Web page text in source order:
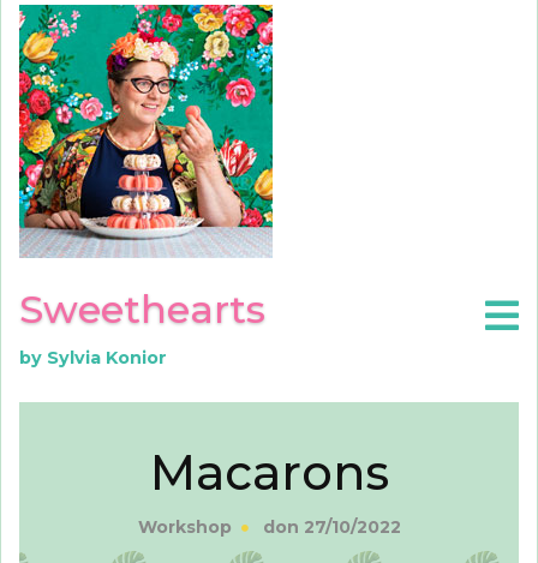
Sweethearts
by Sylvia Konior
Macarons
Workshop don 27/10/2022